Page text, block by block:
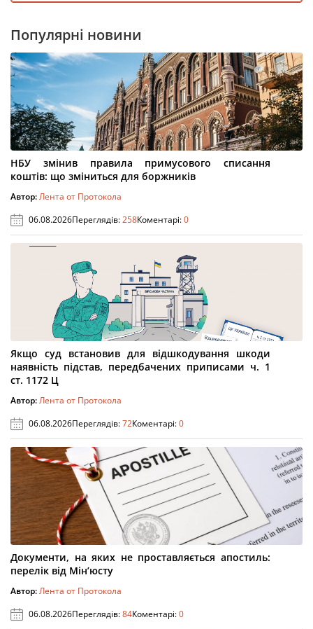
Популярні новини
НБУ змінив правила примусового списання
коштів: що зміниться для боржників
Автор:Лента от Протокола
06.08.2026Переглядів:258Коментарі:0
Якщо суд встановив для відшкодування шкоди
наявність підстав, передбачених приписами ч. 1
ст. 1172 Ц
Автор:Лента от Протокола
06.08.2026Переглядів:72Коментарі:0
Документи, на яких не проставляється апостиль:
перелік від Мін’юсту
Автор:Лента от Протокола
06.08.2026Переглядів:84Коментарі:0